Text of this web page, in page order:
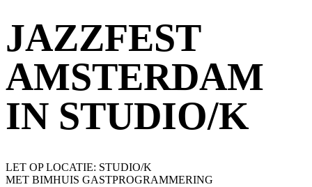
JAZZFEST
AMSTERDAM
IN STUDIO/K
LET OP LOCATIE: STUDIO/K
MET BIMHUIS GASTPROGRAMMERING